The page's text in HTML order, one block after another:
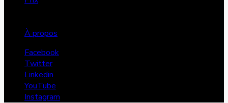
À propos
Facebook
Twitter
Linkedin
YouTube
Instagram